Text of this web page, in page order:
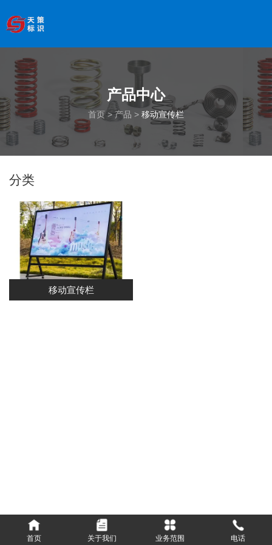
欢迎访问南京天策标识有限公司官网
医院、银行、政府、房地产、企事业单位、景区等基础建设
领域
全国服务热线 18066033339
产品中心
首页>产品 > 移动宣传栏
分类
移动宣传栏
首页 关于我们 业务范围 电话